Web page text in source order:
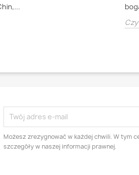
Możesz zrezygnować w każdej chwili. W tym
szczegóły w naszej informacji prawnej.